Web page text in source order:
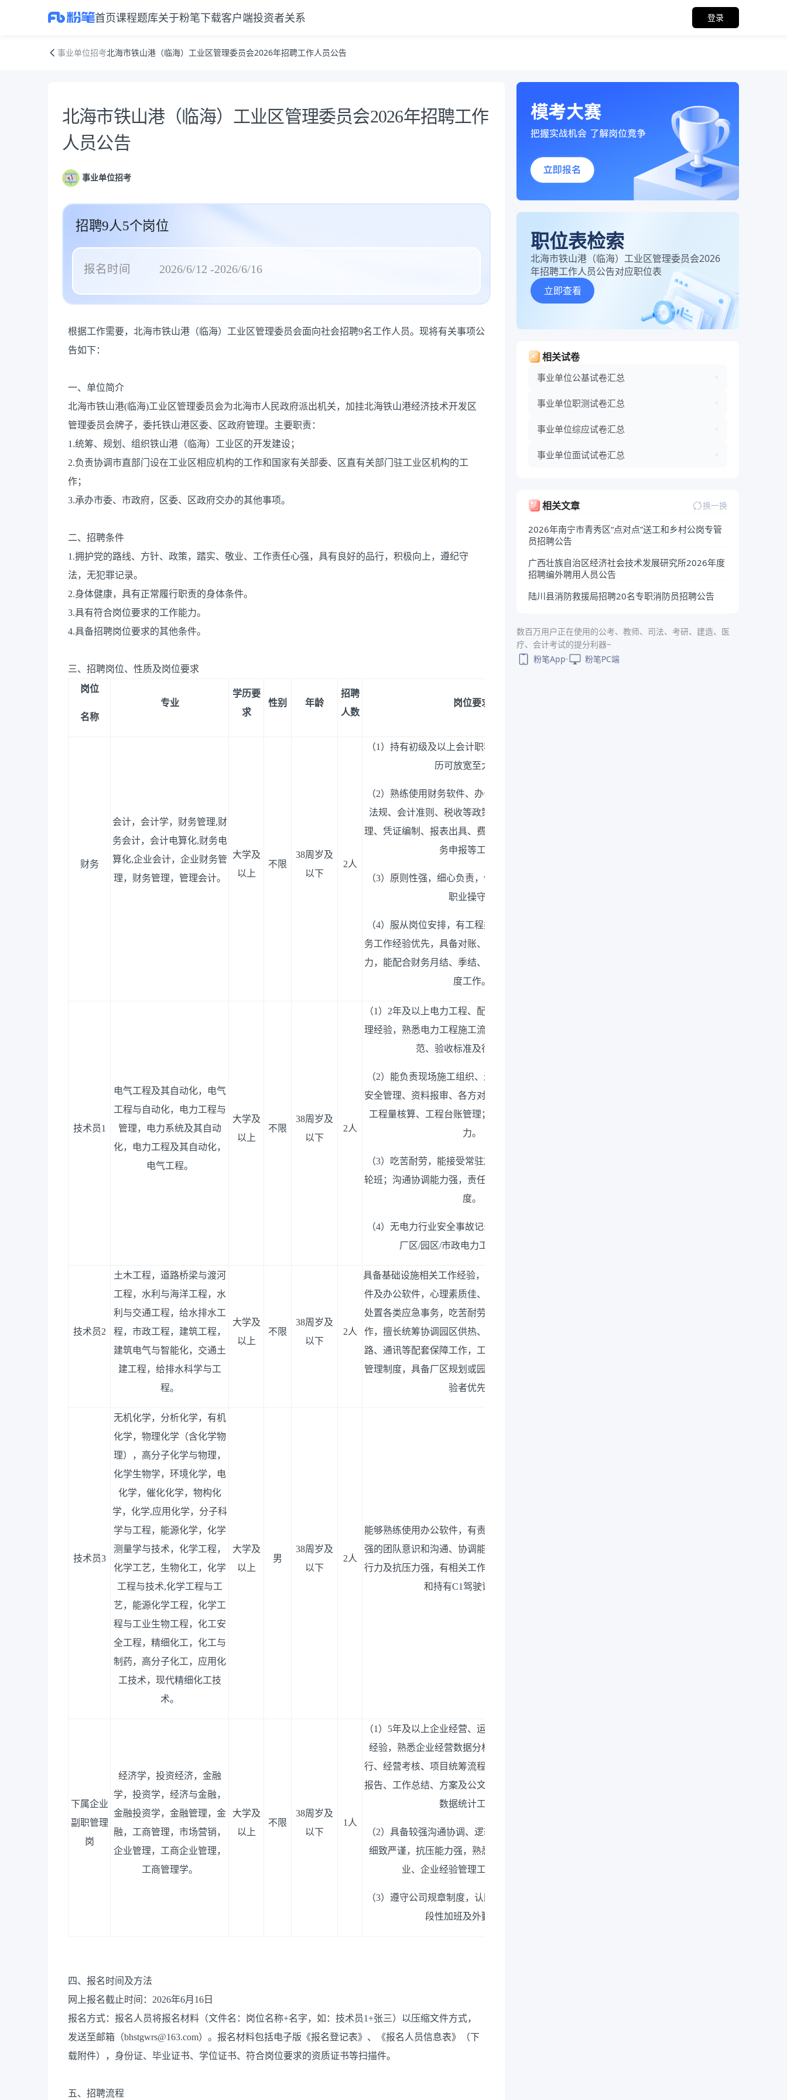
首页课程题库关于粉笔下载客户端投资者关系 登录
事业单位招考北海市铁山港（临海）工业区管理委员会2026年招聘工作人员公告
公告正文
北海市铁山港（临海）工业区管理委员会2026年招聘工作
人员公告
事业单位招考
招聘9人5个岗位
报名时间 2026/6/12 -2026/6/16
根据工作需要，北海市铁山港（临海）工业区管理委员会面向社会招聘9名工作人员。现将有关事项公
告如下：
一、单位简介
北海市铁山港(临海)工业区管理委员会为北海市人民政府派出机关，加挂北海铁山港经济技术开发区
管理委员会牌子，委托铁山港区委、区政府管理。主要职责：
1.统筹、规划、组织铁山港（临海）工业区的开发建设；
2.负责协调市直部门设在工业区相应机构的工作和国家有关部委、区直有关部门驻工业区机构的工
作；
3.承办市委、市政府，区委、区政府交办的其他事项。
二、招聘条件
1.拥护党的路线、方针、政策，踏实、敬业、工作责任心强，具有良好的品行，积极向上，遵纪守
法，无犯罪记录。
2.身体健康，具有正常履行职责的身体条件。
3.具有符合岗位要求的工作能力。
4.具备招聘岗位要求的其他条件。
三、招聘岗位、性质及岗位要求
岗位
名称
专业
学历要
求
性别 年龄
招聘
人数
岗位要求
财务
会计，会计学，财务管理,财
务会计，会计电算化,财务电
算化,企业会计，企业财务管
理， 财务管理， 管理会计。
大学及
以上
不限
38周岁及
以下
2人
（1）持有初级及以上会计职称，持有中级职称者学
历可放宽至大专。
（2） 熟练使用财务软件、办公软件
法规、会计准则、税收等政策
理、凭证编制、报表出具、费用审核、资金管理、税
务申报等工作
（3） 原则性强，细心负责，保密意识强，具备良好
职业操守
（4） 服从岗位安排， 有工程类、国企、实业公司财
务工作经验优先， 具备对账、往来清理、票据管理能
力， 能配合财务月结、季结、年度审计等阶段性高强
度工作。
技术员1
电气工程及其自动化，电气
工程与自动化，电力工程与
管理，电力系统及其自动
化，电力工程及其自动化，
电气工程。
大学及
以上
不限
38周岁及
以下
2人
（1） 2年及以上电力工程、配电、变电、线路施工管
理经验， 熟悉电力工程施工流程、现场管控、安全规
范、验收标准及行业法规
（2） 能负责现场施工组织、进度管控、质量监督、
安全管理、资料报审、各方对接等；熟悉电气图纸、
工程量核算、工程台账管理；具备现场应急处置能
力。
（3）
吃苦耐劳，能接受常驻施工现场、外勤及现场
轮班；沟通协调能力强，责任心强，严守安全管理制
度。
（4） 无电力行业安全事故记录，服从项目调配，有
厂区/园区/市政电力工程经验优先。
技术员2
土木工程， 道路桥梁与渡河
工程， 水利与海洋工程， 水
利与交通工程， 给水排水工
程， 市政工程， 建筑工程，
建筑电气与智能化， 交通土
建工程， 给排水科学与工
程。
大学及
以上
不限
38周岁及
以下
2人
具备基础设施相关工作经验，熟练使用
件及办公软件，心理素质佳、抗压能力强，能够妥善
处置各类应急事务，吃苦耐劳、可适应常态化外勤工
作，擅长统筹协调园区供热、供水、供气、排水、道
路、通讯等配套保障工作，工作责任心强、严守安全
管理制度，具备厂区规划或园区基础设施工程相关经
验者优先。
技术员3
无机化学，分析化学，有机
化学，物理化学（含化学物
理），高分子化学与物理，
化学生物学，环境化学，电
化学，催化化学，物构化
学，化学,应用化学，分子科
学与工程，能源化学，化学
测量学与技术， 化学工程，
化学工艺，生物化工，化学
工程与技术,化学工程与工
艺，能源化学工程，化学工
程与工业生物工程，化工安
全工程，精细化工，化工与
制药，高分子化工，应用化
工技术，现代精细化工技
术。
大学及
以上
男
38周岁及
以下
2人
能够熟练使用办公软件，有责任心，吃苦耐劳，有较
强的团队意识和沟通、协调能力，服从工作安排，执
行力及抗压力强，有相关工作经验、能独立开展工作
和持有C1驾驶证优先。
下属企业
副职管理
岗
经济学，投资经济，金融
学，投资学，经济与金融，
金融投资学，金融管理， 金
融， 工商管理，市场营销，
企业管理，工商企业管理，
工商管理学。
大学及
以上
不限
38周岁及
以下
1人
（1）5年及以上企业经营、运营、综合管理相关工作
经验，熟悉企业经营数据分析、台账管理、预算执
行、经营考核、项目统筹流程，能独立撰写经营分析
报告、工作总结、方案及公文，掌握基础办公软件、
数据统计工具。
（2）具备较强沟通协调、逻辑思维、执行力，工作
细致严谨，抗压能力强，熟悉金融工作，有金融行
业、企业经验管理工作经验优先。
（3）遵守公司规章制度，认同企业文化，能适应阶
段性加班及外勤工作。
四、报名时间及方法
网上报名截止时间：2026年6月16日
报名方式：报名人员将报名材料（文件名：岗位名称+名字，如：技术员1+张三）以压缩文件方式，
发送至邮箱（bhstgwrs@163.com）。报名材料包括电子版《报名登记表》、《报名人员信息表》（下
载附件），身份证、毕业证书、学位证书、符合岗位要求的资质证书等扫描件。
五、招聘流程
职位表检索
北海市铁山港（临海）工业区管理委员会2026
年招聘工作人员公告对应职位表
立即查看
相关试卷
事业单位公基试卷汇总
事业单位职测试卷汇总
事业单位综应试卷汇总
事业单位面试试卷汇总
相关文章 换一换
2026年南宁市青秀区“点对点”送工和乡村公岗专管
员招聘公告
广西壮族自治区经济社会技术发展研究所2026年度
招聘编外聘用人员公告
陆川县消防救援局招聘20名专职消防员招聘公告
数百万用户正在使用的公考、教师、司法、考研、建造、医
疗、会计考试的提分利器~
粉笔App
粉笔PC端